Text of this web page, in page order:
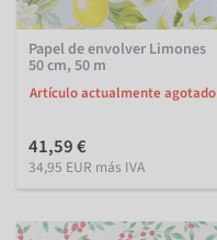
Papel de envolver Limones
50 cm, 50 m
Artículo actualmente agotado
41,59 €
34,95 EUR más IVA